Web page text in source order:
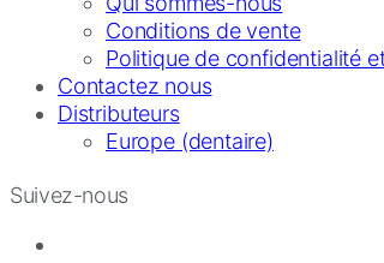
Conditions de vente
Politique de confidentialité
Contactez nous
Distributeurs
Europe (dentaire)
Suivez-nous